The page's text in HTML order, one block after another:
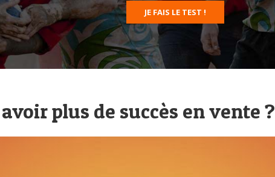
JE FAIS LE TEST !
plus de succès en vente ?